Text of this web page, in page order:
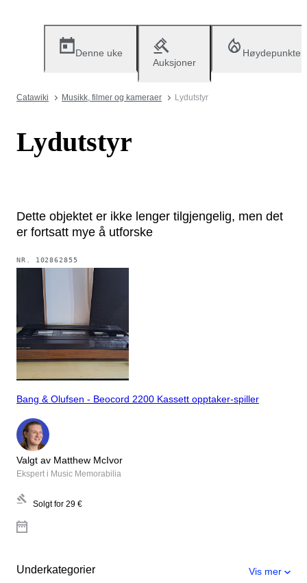
Denne uke
Auksjoner
Høydepunkter
Catawiki Musikk, filmer og kameraer Lydutstyr
Lydutstyr
Dette objektet er ikke lenger tilgjengelig, men det
er fortsatt mye å utforske
NR. 102862855
Bang & Olufsen - Beocord 2200 Kassett opptaker-spiller
Valgt av Matthew McIvor
Ekspert i Music Memorabilia
Solgt for 29 €
Underkategorier Vis mer